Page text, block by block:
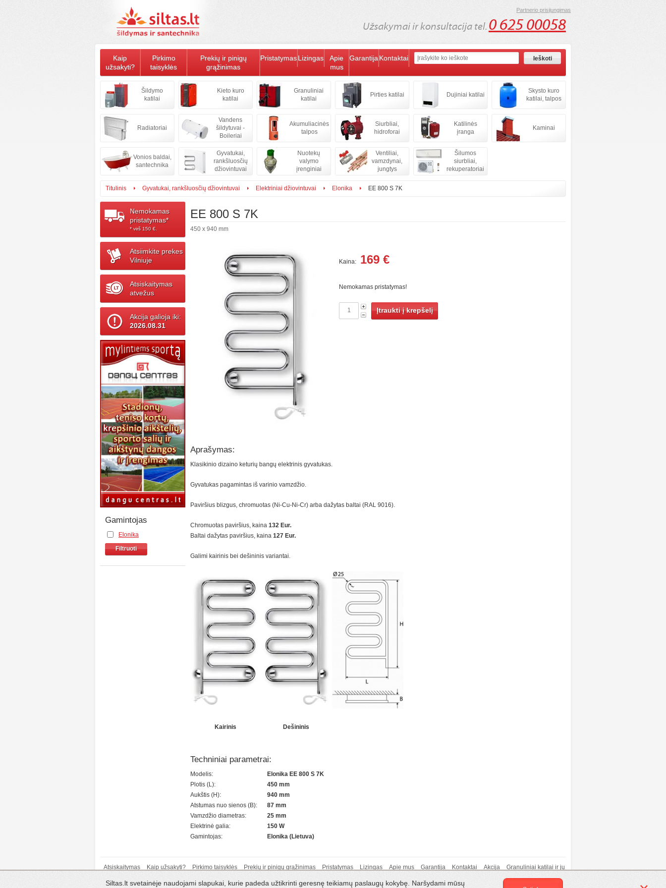
Užsakymai ir konsultacija tel. 0 625 00058
Partnerio prisijungimas
Kaip
užsakyti?
Pirkimo
taisyklės
Prekių ir pinigų
grąžinimas
PristatymasLizingas
Apie
mus
GarantijaKontaktai
Šildymo
katilai
Kieto kuro
katilai
Granuliniai
katilai
Pirties katilai Dujiniai katilai
Skysto kuro
katilai, talpos
Radiatoriai
Vandens
šildytuvai -
Boileriai
Akumuliacinės
talpos
Siurbliai,
hidroforai
Katilinės
įranga
Kaminai
Vonios baldai,
santechnika
Gyvatukai,
rankšluosčių
džiovintuvai
Nuotekų
valymo
įrenginiai
Ventiliai,
vamzdynai,
jungtys
Šilumos
siurbliai,
rekuperatoriai
Titulinis Gyvatukai, rankšluosčių džiovintuvai Elektriniai džiovintuvai Elonika EE 800 S 7K
Nemokamas
pristatymas*
* virš 150 ‎€.
Atsiimkite prekes
Vilniuje
Atsiskaitymas
atvežus
Akcija galioja iki:
2026.08.31
Gamintojas
Elonika
Filtruoti
EE 800 S 7K
450 x 940 mm
Kaina: 169 €
Nemokamas pristatymas!
Įtraukti į krepšelį
Aprašymas:
Klasikinio dizaino keturių bangų elektrinis gyvatukas.
Gyvatukas pagamintas iš varinio vamzdžio.
Paviršius blizgus, chromuotas (Ni-Cu-Ni-Cr) arba dažytas baltai (RAL 9016).
Chromuotas paviršius, kaina 132 Eur.
Baltai dažytas paviršius, kaina 127 Eur.
Galimi kairinis bei dešininis variantai.
Kairinis Dešininis
Techniniai parametrai:
Modelis:
Elonika EE 800 S 7K
Plotis (L):
450 mm
Aukštis (H):
940 mm
Atstumas nuo sienos (B):
87 mm
Vamzdžio diametras:
25 mm
Elektrinė galia:
150 W
Gamintojas:
Elonika (Lietuva)
Atsiskaitymas Kaip užsakyti? Pirkimo taisyklės Prekių ir pinigų grąžinimas Pristatymas Lizingas Apie mus Garantija Kontaktai Akcija
Granuliniai katilai ir jų
Privatumo politika
Siltas.lt svetainėje naudojami slapukai, kurie padeda užtikrinti geresnę teikiamų paslaugų kokybę. Naršydami mūsų